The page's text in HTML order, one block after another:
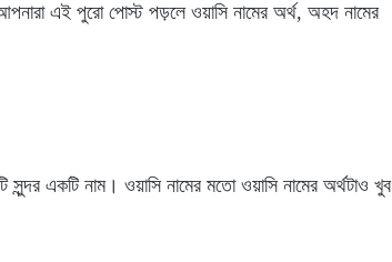
এই পুরো পোস্ট পড়লে ওয়াসি নামের অর্থ, অহদ নামের
সুন্দর একটি নাম। ওয়াসি নামের মতো ওয়াসি নামের অর্থটাও খুব